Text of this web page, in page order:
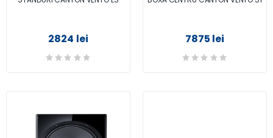
2824 lei 7875 lei